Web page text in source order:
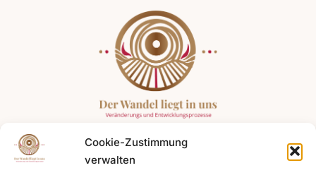
Cookie-Zustimmung
verwalten
Angebote
Coaching für
Expertise
Systemische